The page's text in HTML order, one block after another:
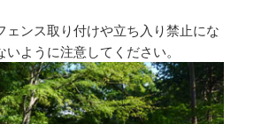
ェンス取り付けや立ち入り禁止にな
ように注意してください。